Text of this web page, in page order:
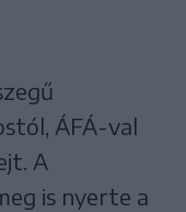
ÁFÁ-val
A
is nyerte a